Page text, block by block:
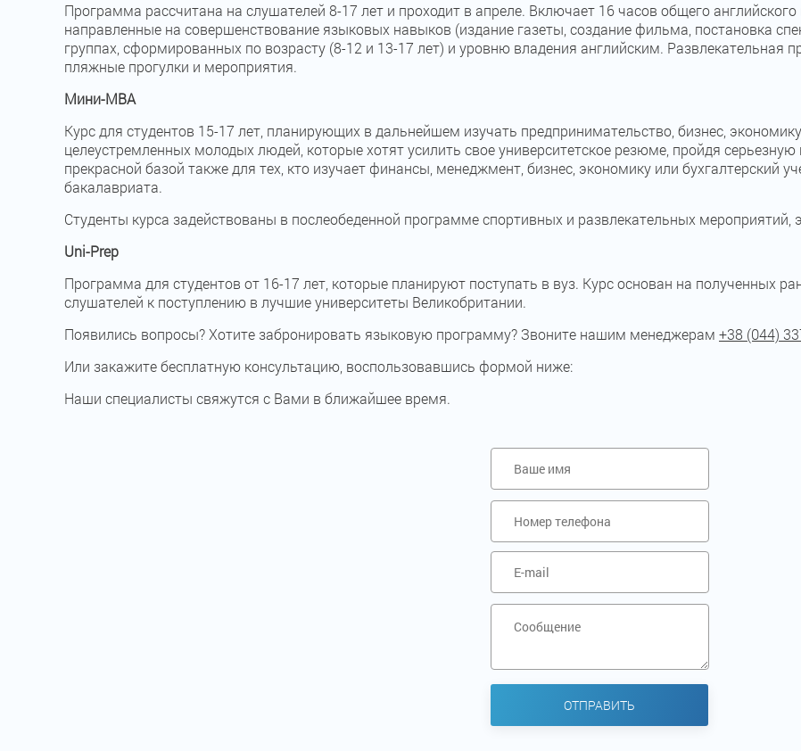
Программа рассчитана на слушателей 8-17 лет и проходит в апреле. Включает 16 часов общего
направленные на совершенствование языковых навыков (издание газеты, создание фильма, постановка
группах, сформированных по возрасту (8-12 и 13-17 лет) и уровню владения английским. Развлекательная
пляжные прогулки и мероприятия.
Мини-MBA
Курс для студентов 15-17 лет, планирующих в дальнейшем изучать предпринимательство, бизнес,
целеустремленных молодых людей, которые хотят усилить свое университетское резюме, пройдя
прекрасной базой также для тех, кто изучает финансы, менеджмент, бизнес, экономику или бухгалтерский
бакалавриата.
Студенты курса задействованы в послеобеденной программе спортивных и развлекательных мероприятий,
Uni-Prep
Программа для студентов от 16-17 лет, которые планируют поступать в вуз. Курс основан на полученных
слушателей к поступлению в лучшие университеты Великобритании.
Появились вопросы? Хотите забронировать языковую программу? Звоните нашим менеджерам +38 (044)
Или закажите бесплатную консультацию, воспользовавшись формой ниже:
Наши специалисты свяжутся с Вами в ближайшее время.
ОТПРАВИТЬ